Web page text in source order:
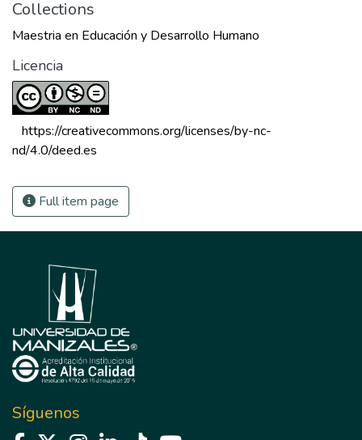
Collections
Maestria en Educación y Desarrollo Humano
Licencia
https://creativecommons.org/licenses/by-nc-
nd/4.0/deed.es
Full item page
Síguenos